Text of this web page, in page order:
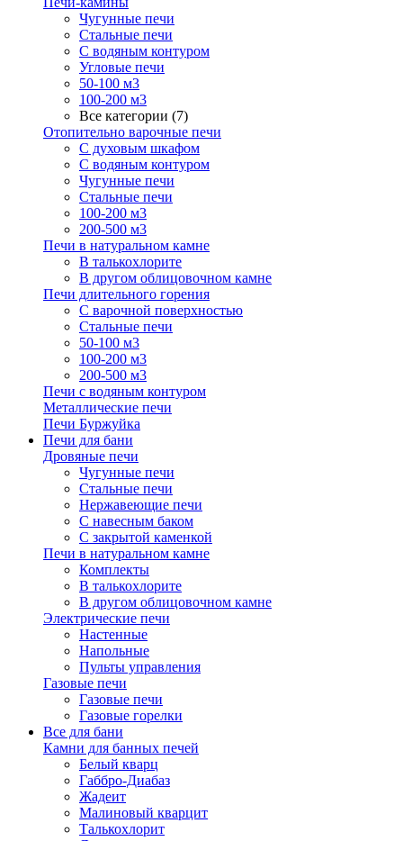
Чугунные печи
Стальные печи
С водяным контуром
Угловые печи
50-100 м3
100-200 м3
Все категории (7)
Отопительно варочные печи
С духовым шкафом
С водяным контуром
Чугунные печи
Стальные печи
100-200 м3
200-500 м3
Печи в натуральном камне
В талькохлорите
В другом облицовочном камне
Печи длительного горения
С варочной поверхностью
Стальные печи
50-100 м3
100-200 м3
200-500 м3
Печи с водяным контуром
Металлические печи
Печи Буржуйка
Печи для бани
Дровяные печи
Чугунные печи
Стальные печи
Нержавеющие печи
С навесным баком
С закрытой каменкой
Печи в натуральном камне
Комплекты
В талькохлорите
В другом облицовочном камне
Электрические печи
Настенные
Напольные
Пульты управления
Газовые печи
Газовые печи
Газовые горелки
Все для бани
Камни для банных печей
Белый кварц
Габбро-Диабаз
Жадеит
Малиновый кварцит
Талькохлорит